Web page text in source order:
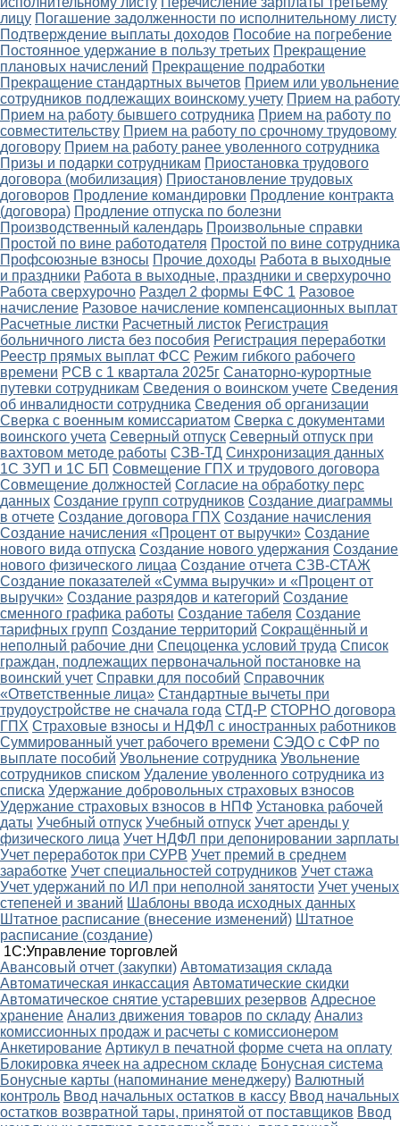
лицу Погашение задолженности по исполнительному листу
Подтверждение выплаты доходов Пособие на погребение
Постоянное удержание в пользу третьих Прекращение
плановых начислений Прекращение подработки
Прекращение стандартных вычетов Прием или увольнение
сотрудников подлежащих воинскому учету Прием на работу
Прием на работу бывшего сотрудника Прием на работу по
совместительству Прием на работу по срочному трудовому
договору Прием на работу ранее уволенного сотрудника
Призы и подарки сотрудникам Приостановка трудового
договора (мобилизация) Приостановление трудовых
договоров Продление командировки Продление контракта
(договора) Продление отпуска по болезни
Производственный календарь Произвольные справки
Простой по вине работодателя Простой по вине сотрудника
Профсоюзные взносы Прочие доходы Работа в выходные
и праздники Работа в выходные, праздники и сверхурочно
Работа сверхурочно Раздел 2 формы ЕФС 1 Разовое
начисление Разовое начисление компенсационных выплат
Расчетные листки Расчетный листок Регистрация
больничного листа без пособия Регистрация переработки
Реестр прямых выплат ФСС Режим гибкого рабочего
времени РСВ с 1 квартала 2025г Санаторно-курортные
путевки сотрудникам Сведения о воинском учете Сведения
об инвалидности сотрудника Сведения об организации
Сверка с военным комиссариатом Сверка с документами
воинского учета Северный отпуск Северный отпуск при
вахтовом методе работы СЗВ-ТД Синхронизация данных
1С ЗУП и 1С БП Совмещение ГПХ и трудового договора
Совмещение должностей Согласие на обработку перс
данных Создание групп сотрудников Создание диаграммы
в отчете Создание договора ГПХ Создание начисления
Создание начисления «Процент от выручки» Создание
нового вида отпуска Создание нового удержания Создание
нового физического лицаа Создание отчета СЗВ-СТАЖ
Создание показателей «Сумма выручки» и «Процент от
выручки» Создание разрядов и категорий Создание
сменного графика работы Создание табеля Создание
тарифных групп Создание территорий Сокращённый и
неполный рабочие дни Спецоценка условий труда Список
граждан, подлежащих первоначальной постановке на
воинский учет Справки для пособий Справочник
«Ответственные лица» Стандартные вычеты при
трудоустройстве не сначала года СТД-Р СТОРНО договора
ГПХ Страховые взносы и НДФЛ с иностранных работников
Суммированный учет рабочего времени СЭДО с СФР по
выплате пособий Увольнение сотрудника Увольнение
сотрудников списком Удаление уволенного сотрудника из
списка Удержание добровольных страховых взносов
Удержание страховых взносов в НПФ Установка рабочей
даты Учебный отпуск Учебный отпуск Учет аренды у
физического лица Учет НДФЛ при депонировании зарплаты
Учет переработок при СУРВ Учет премий в среднем
заработке Учет специальностей сотрудников Учет стажа
Учет удержаний по ИЛ при неполной занятости Учет ученых
степеней и званий Шаблоны ввода исходных данных
Штатное расписание (внесение изменений) Штатное
расписание (создание)
1С:Управление торговлей
Авансовый отчет (закупки) Автоматизация склада
Автоматическая инкассация Автоматические скидки
Автоматическое снятие устаревших резервов Адресное
хранение Анализ движения товаров по складу Анализ
комиссионных продаж и расчеты с комиссионером
Анкетирование Артикул в печатной форме счета на оплату
Блокировка ячеек на адресном складе Бонусная система
Бонусные карты (напоминание менеджеру) Валютный
контроль Ввод начальных остатков в кассу Ввод начальных
остатков возвратной тары, принятой от поставщиков Ввод